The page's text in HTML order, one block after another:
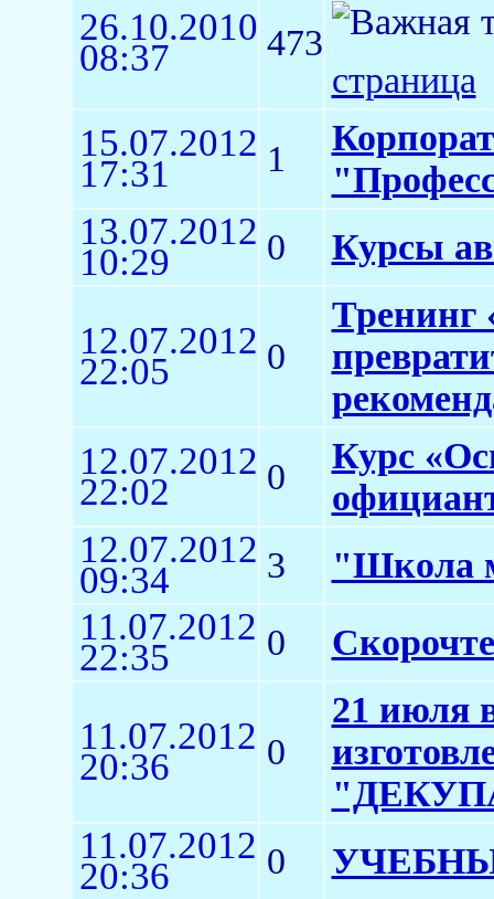
26.10.2010
08:37
473
страница
15.07.2012
17:31 1
13.07.2012
10:29 0 Курсы
12.07.2012
22:05 0
Тренинг
12.07.2012
22:02 0
Курс
12.07.2012
09:34 3 "Школа
11.07.2012
22:35 0
11.07.2012
20:36 0
21 июля
11.07.2012
20:36 0